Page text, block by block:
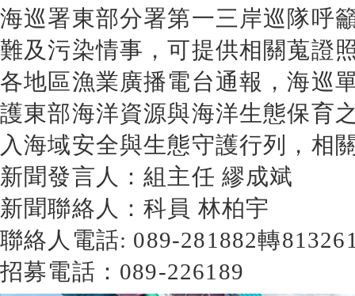
海巡署東部分署第一三岸巡隊呼
難及污染情事，可提供相關蒐證
各地區漁業廣播電台通報，海巡
護東部海洋資源與海洋生態保育
入海域安全與生態守護行列，相
新聞發言人：組主任 繆成斌
新聞聯絡人：科員 林柏宇
聯絡人電話: 089-281882轉
招募電話：089-226189